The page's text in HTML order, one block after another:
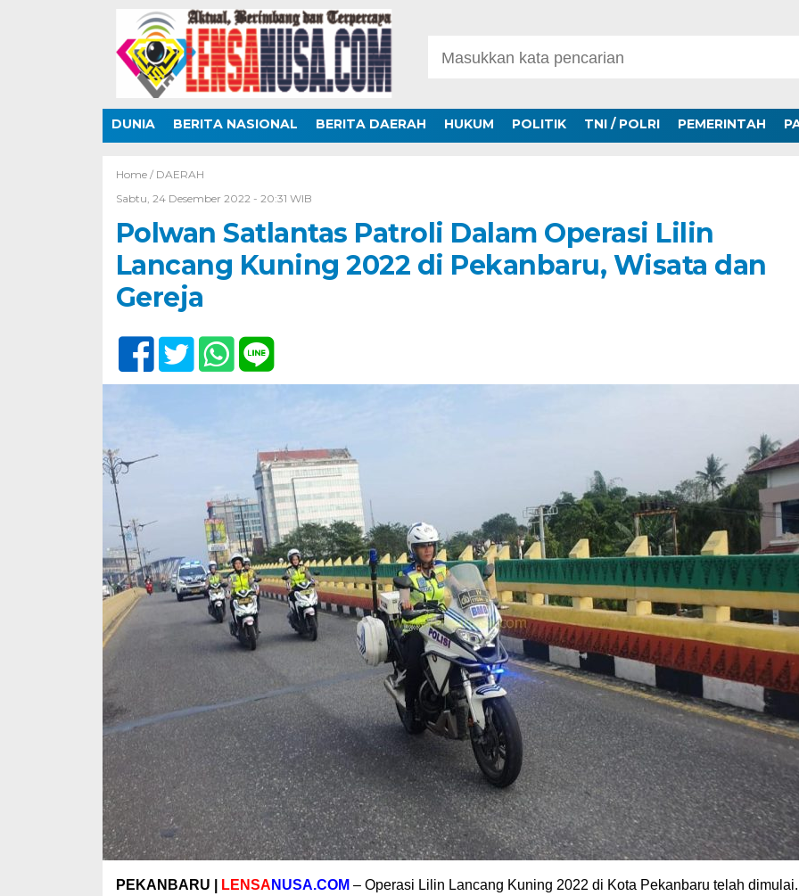
DUNIA BERITA NASIONAL BERITA DAERAH HUKUM POLITIK TNI / POLRI PEMERINTAH
Home / DAERAH
Sabtu, 24 Desember 2022 - 20:31 WIB
Polwan Satlantas Patroli Dalam Operasi Lilin
Lancang Kuning 2022 di Pekanbaru, Wisata dan
Gereja
PEKANBARU | LENSA NUSA.COM – Operasi Lilin Lancang Kuning 2022 di Kota Pekanbaru telah dimulai.